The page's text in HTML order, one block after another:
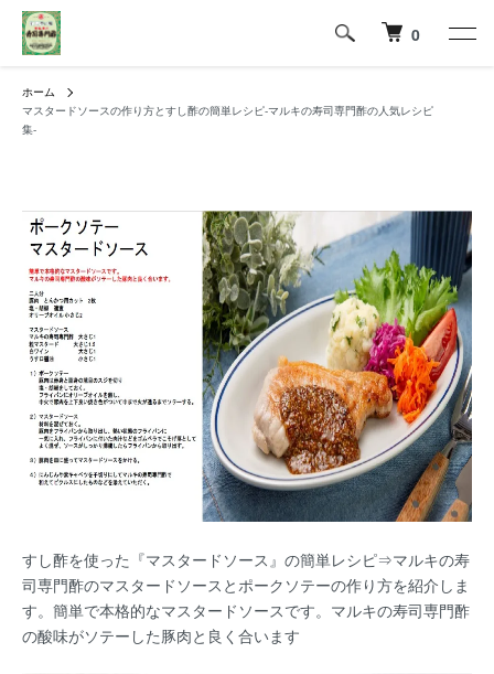
0
ホーム
マスタードソースの作り方とすし酢の簡単レシピ-マルキの寿司専門酢の人気レシピ
集-
すし酢を使った『マスタードソース』の簡単レシピ⇒マルキの寿
司専門酢のマスタードソースとポークソテーの作り方を紹介しま
す。簡単で本格的なマスタードソースです。マルキの寿司専門酢
の酸味がソテーした豚肉と良く合います